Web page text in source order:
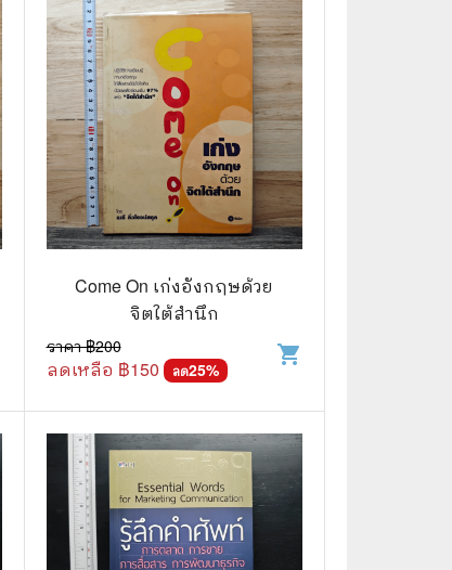
Come On เก่งอังกฤษด้วย
จิตใต้สำนึก
ราคา ฿200
ลดเหลือ ฿150 ลด25%
shopping_cart